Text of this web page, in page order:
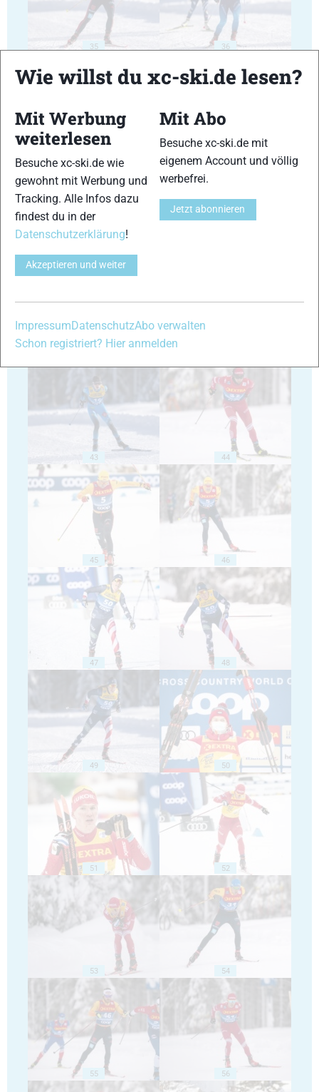
35 36
38
43 44
45 46
47 48
49 50
51 52
53 54
55 56
Wie willst du xc-ski.de lesen?
Mit Werbung
weiterlesen
Besuche xc-ski.de wie
gewohnt mit Werbung und
Tracking. Alle Infos dazu
findest du in der
Datenschutzerklärung!
Akzeptieren und weiter
Mit Abo
Besuche xc-ski.de mit
eigenem Account und völlig
werbefrei.
Jetzt abonnieren
Impressum DatenschutzAbo verwalten
Schon registriert? Hier anmelden